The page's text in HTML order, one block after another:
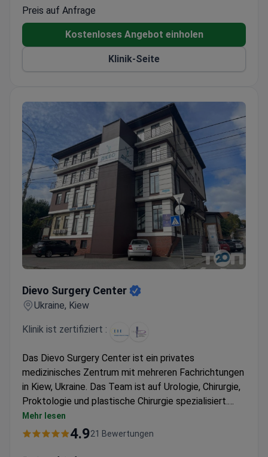
Wegweisende Ansätze in der zellbasierten
okularen Regeneration
Dediziertes Zelltherapiezentrum mit
spezialisierten ophthalmologischen Anwendungen
Preis auf Anfrage
Kostenloses Angebot einholen
Klinik-Seite
Dievo Surgery Center
Ukraine, Kiew
Klinik ist zertifiziert :
Das Dievo Surgery Center ist ein privates
medizinisches Zentrum mit mehreren Fachrichtungen
in Kiew, Ukraine. Das Team ist auf Urologie, Chirurgie,
Proktologie und plastische Chirurgie spezialisiert.
Das Dievo Surgery Center behandelt ausschließlich
Erwachsene. 4000 Patienten wählen dieses
Mehr lesen
4.921 Bewertungen